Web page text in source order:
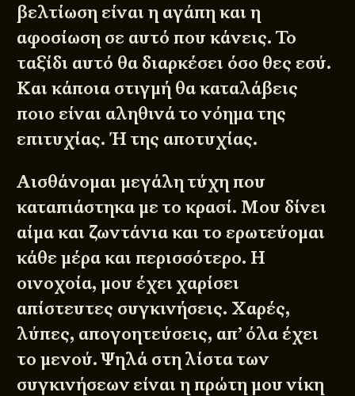
βελτίωση είναι η αγάπη και η
αφοσίωση σε αυτό που κάνεις. Το
ταξίδι αυτό θα διαρκέσει όσο θες εσύ.
Και κάποια στιγμή θα καταλάβεις
ποιο είναι αληθινά το νόημα της
επιτυχίας. Ή της αποτυχίας.
Αισθάνομαι μεγάλη τύχη που
καταπιάστηκα με το κρασί. Μου δίνει
αίμα και ζωντάνια και το ερωτεύομαι
κάθε μέρα και περισσότερο. Η
οινοχοία, μου έχει χαρίσει
απίστευτες συγκινήσεις. Χαρές,
λύπες, απογοητεύσεις, απ’ όλα έχει
το μενού. Ψηλά στη λίστα των
συγκινήσεων είναι η πρώτη μου νίκη